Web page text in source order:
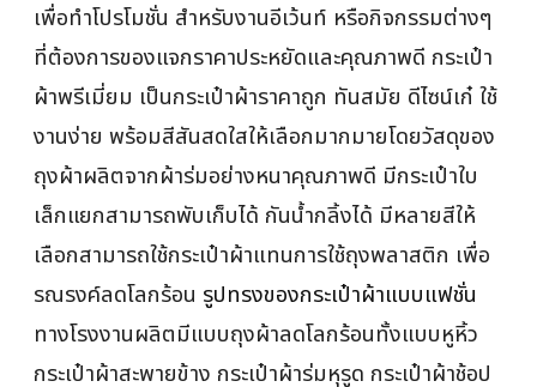
เพื่อทำโปรโมชั่น สำหรับงานอีเว้นท์ หรือกิจกรรมต่างๆ
ที่ต้องการของแจกราคาประหยัดและคุณภาพดี กระเป๋า
ผ้าพรีเมี่ยม เป็นกระเป๋าผ้าราคาถูก ทันสมัย ดีไซน์เก๋ ใช้
งานง่าย พร้อมสีสันสดใสให้เลือกมากมายโดยวัสดุของ
ถุงผ้าผลิตจากผ้าร่มอย่างหนาคุณภาพดี มีกระเป๋าใบ
เล็กแยกสามารถพับเก็บได้ กันน้ำกลิ้งได้ มีหลายสีให้
เลือกสามารถใช้กระเป๋าผ้าแทนการใช้ถุงพลาสติก เพื่อ
รณรงค์ลดโลกร้อน รูปทรงของกระเป๋าผ้าแบบแฟชั่น
ทางโรงงานผลิตมีแบบถุงผ้าลดโลกร้อนทั้งแบบหูหิ้ว
กระเป๋าผ้าสะพายข้าง กระเป๋าผ้าร่มหุรูด กระเป๋าผ้าช้อป